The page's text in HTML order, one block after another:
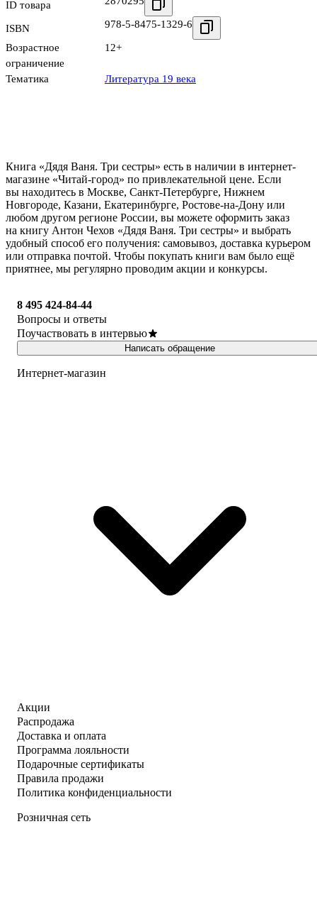
ID товара
ISBN 978-5-8475-1329-6
Возрастное
ограничение
12+
Тематика Литература 19 века
Книга «Дядя Ваня. Три сестры» есть в наличии в интернет-
магазине «Читай-город» по привлекательной цене. Если
вы находитесь в Москве, Санкт-Петербурге, Нижнем
Новгороде, Казани, Екатеринбурге, Ростове-на-Дону или
любом другом регионе России, вы можете оформить заказ
на книгу Антон Чехов «Дядя Ваня. Три сестры» и выбрать
удобный способ его получения: самовывоз, доставка курьером
или отправка почтой. Чтобы покупать книги вам было ещё
приятнее, мы регулярно проводим акции и конкурсы.
8 495 424-84-44
Вопросы и ответы
Поучаствовать в интервью
Написать обращение
Интернет-магазин
Акции
Распродажа
Доставка и оплата
Программа лояльности
Подарочные сертификаты
Правила продажи
Политика конфиденциальности
Розничная сеть